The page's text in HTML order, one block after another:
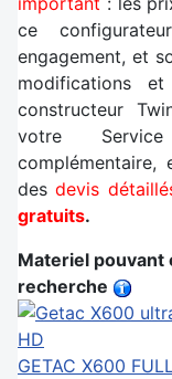
ce
engagement, et
modifications
constructeur
votre
desdevis
gratuits.
Materiel pouvant
recherche
GETAC X600